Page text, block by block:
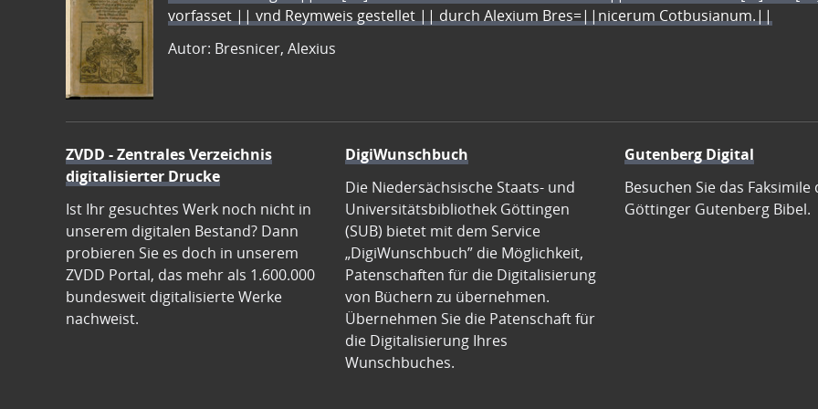
vorfasset || vnd Reymweis gestellet || durch Alexium Bres=||nicerum Cotbusianum.||
Autor: Bresnicer, Alexius
ZVDD - Zentrales Verzeichnis
digitalisierter Drucke
Ist Ihr gesuchtes Werk noch nicht in
unserem digitalen Bestand? Dann
probieren Sie es doch in unserem
ZVDD Portal, das mehr als 1.600.000
bundesweit digitalisierte Werke
nachweist.
DigiWunschbuch
Die Niedersächsische Staats- und
Universitätsbibliothek Göttingen
(SUB) bietet mit dem Service
„DigiWunschbuch” die Möglichkeit,
Patenschaften für die Digitalisierung
von Büchern zu übernehmen.
Übernehmen Sie die Patenschaft für
die Digitalisierung Ihres
Wunschbuches.
Gutenberg Digital
Besuchen Sie das Faksimile
Göttinger Gutenberg Bibel.